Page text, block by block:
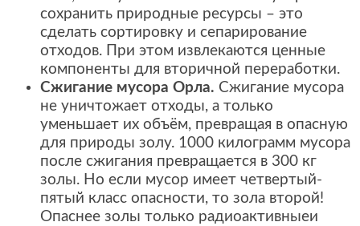
сохранить природные ресурсы – это
сделать сортировку и сепарирование
отходов. При этом извлекаются ценные
компоненты для вторичной переработки.
Сжигание мусора Орла. Сжигание мусора
не уничтожает отходы, а только
уменьшает их объём, превращая в опасную
для природы золу. 1000 килограмм мусора
после сжигания превращается в 300 кг
золы. Но если мусор имеет четвертый-
пятый класс опасности, то зола второй!
Опаснее золы только радиоактивныеи